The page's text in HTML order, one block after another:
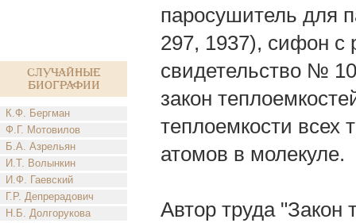
Случайные
биографии
К.Ф. Бергман
Ф.Г. Мотовилов
Б.А. Азрельян
И.Т. Волынкин
И.Ф. Гаевский
Г.Р. Депрерадович
Н.Б. Долгорукова
паросушитель для
297, 1937), сифон
свидетельство №
закон
теплоемкости всех
атомов в молекуле.
Автор труда "Закон